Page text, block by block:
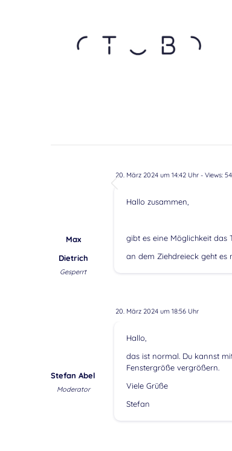
20. März 2024 um 14:42 Uhr- Views:
Max
Dietrich
Gesperrt
Hallo zusammen,
gibt es eine Möglichkeit das
an dem Ziehdreieck geht es
20. März 2024 um 18:56 Uhr
Stefan Abel
Moderator
Hallo,
das ist normal. Du kannst
Fenstergröße vergrößern.
Viele Grüße
Stefan